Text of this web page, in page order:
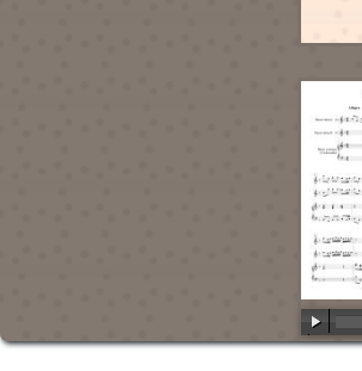
00:00